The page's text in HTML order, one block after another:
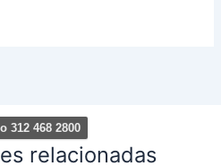
8
2
8
c
relacionadas
312 468 2800